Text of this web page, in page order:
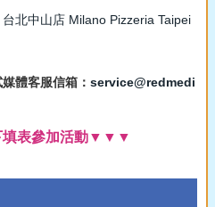
北中山店 Milano Pizzeria Taipei
體客服信箱： service@redmedi
表參加活動▼▼▼